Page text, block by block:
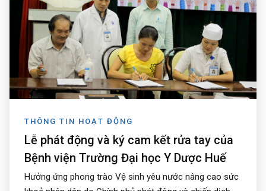
THÔNG TIN HOẠT ĐỘNG
Lễ phát động và ký cam kết rửa tay của
Bệnh viện Trường Đại học Y Dược Huế
Hưởng ứng phong trào Vệ sinh yêu nước nâng cao sức